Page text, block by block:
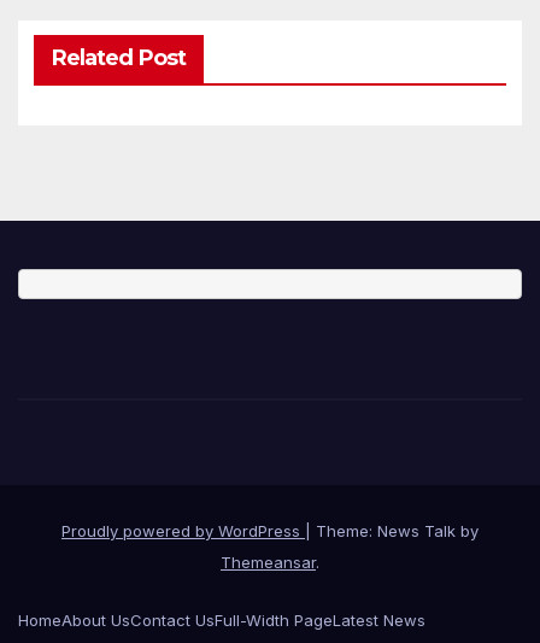
Related Post
Proudly powered by WordPress
Theme: News Talk by
Themeansar.
HomeAbout UsContact UsFull-Width PageLatest News